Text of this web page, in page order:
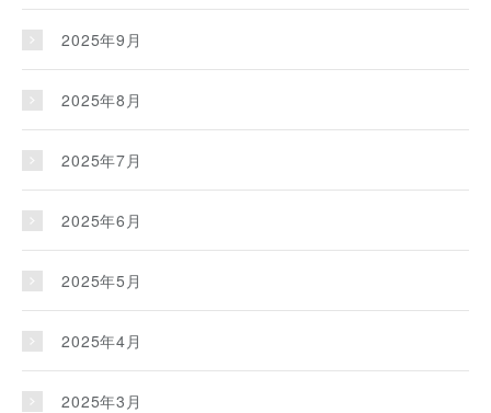
2025年9月
2025年8月
2025年7月
2025年6月
2025年5月
2025年4月
2025年3月